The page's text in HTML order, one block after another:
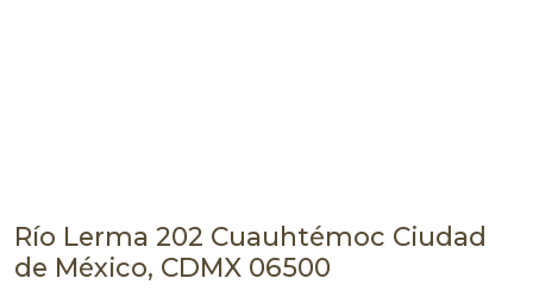
Río Lerma 202 Cuauhtémoc Ciudad
de México, CDMX 06500